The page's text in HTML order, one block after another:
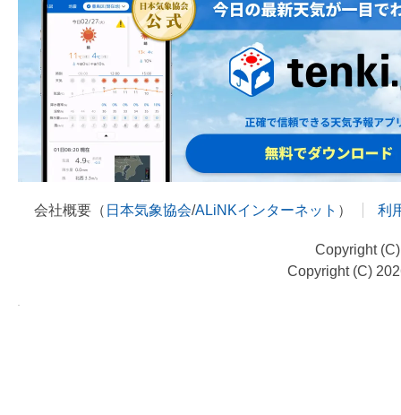
会社概要（ 日本気象協会/ALiNKインターネット ） 利
Copyright
Copyright (C)